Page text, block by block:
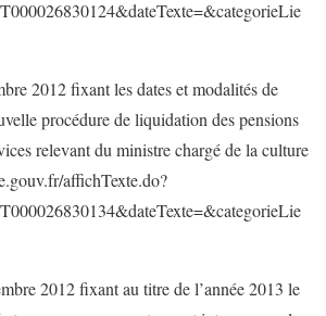
2012 fixant les dates et modalités de
procédure de liquidation des pensions
relevant du ministre chargé de la culture
affichTexte.do?
2012 fixant au titre de l’année 2013 le